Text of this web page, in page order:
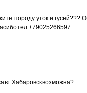
породу уток и гусей???
тел.+79025266597
в г. Хабаровск возможна?